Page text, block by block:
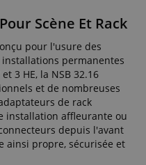
Scène Et Rack
pour l'usure des
permanentes
3 HE, la NSB 32.16
et de nombreuses
de rack
installation affleurante ou
depuis l'avant
ainsi propre, sécurisée et